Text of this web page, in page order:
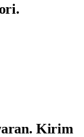
Kirim